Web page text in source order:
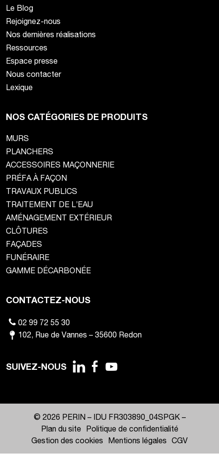
Le Blog
Rejoignez-nous
Nos dernières réalisations
Ressources
Espace presse
Nous contacter
Lexique
NOS CATÉGORIES DE PRODUITS
MURS
PLANCHERS
ACCESSOIRES MAÇONNERIE
PRÉFA À FAÇON
TRAVAUX PUBLICS
TRAITEMENT DE L’EAU
AMÉNAGEMENT EXTÉRIEUR
CLÔTURES
FAÇADES
FUNÉRAIRE
GAMME DÉCARBONÉE
CONTACTEZ-NOUS
02 99 72 55 30
102, Rue de Vannes –35600 Redon
SUIVEZ-NOUS
© 2026 PERIN – IDU FR303890_04SPGK–
Plan du site
Politique de confidentialité
Gestion des cookies
Mentions légales CGV